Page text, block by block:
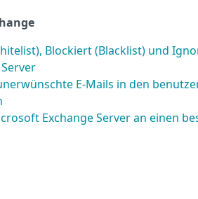
Blockiert (Blacklist) und
E-Mails in den
Exchange Server an einen